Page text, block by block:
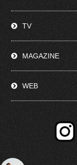
TV
MAGAZINE
WEB